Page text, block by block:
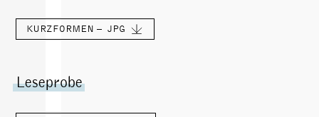
KURZFORMEN – JPG
Leseprobe